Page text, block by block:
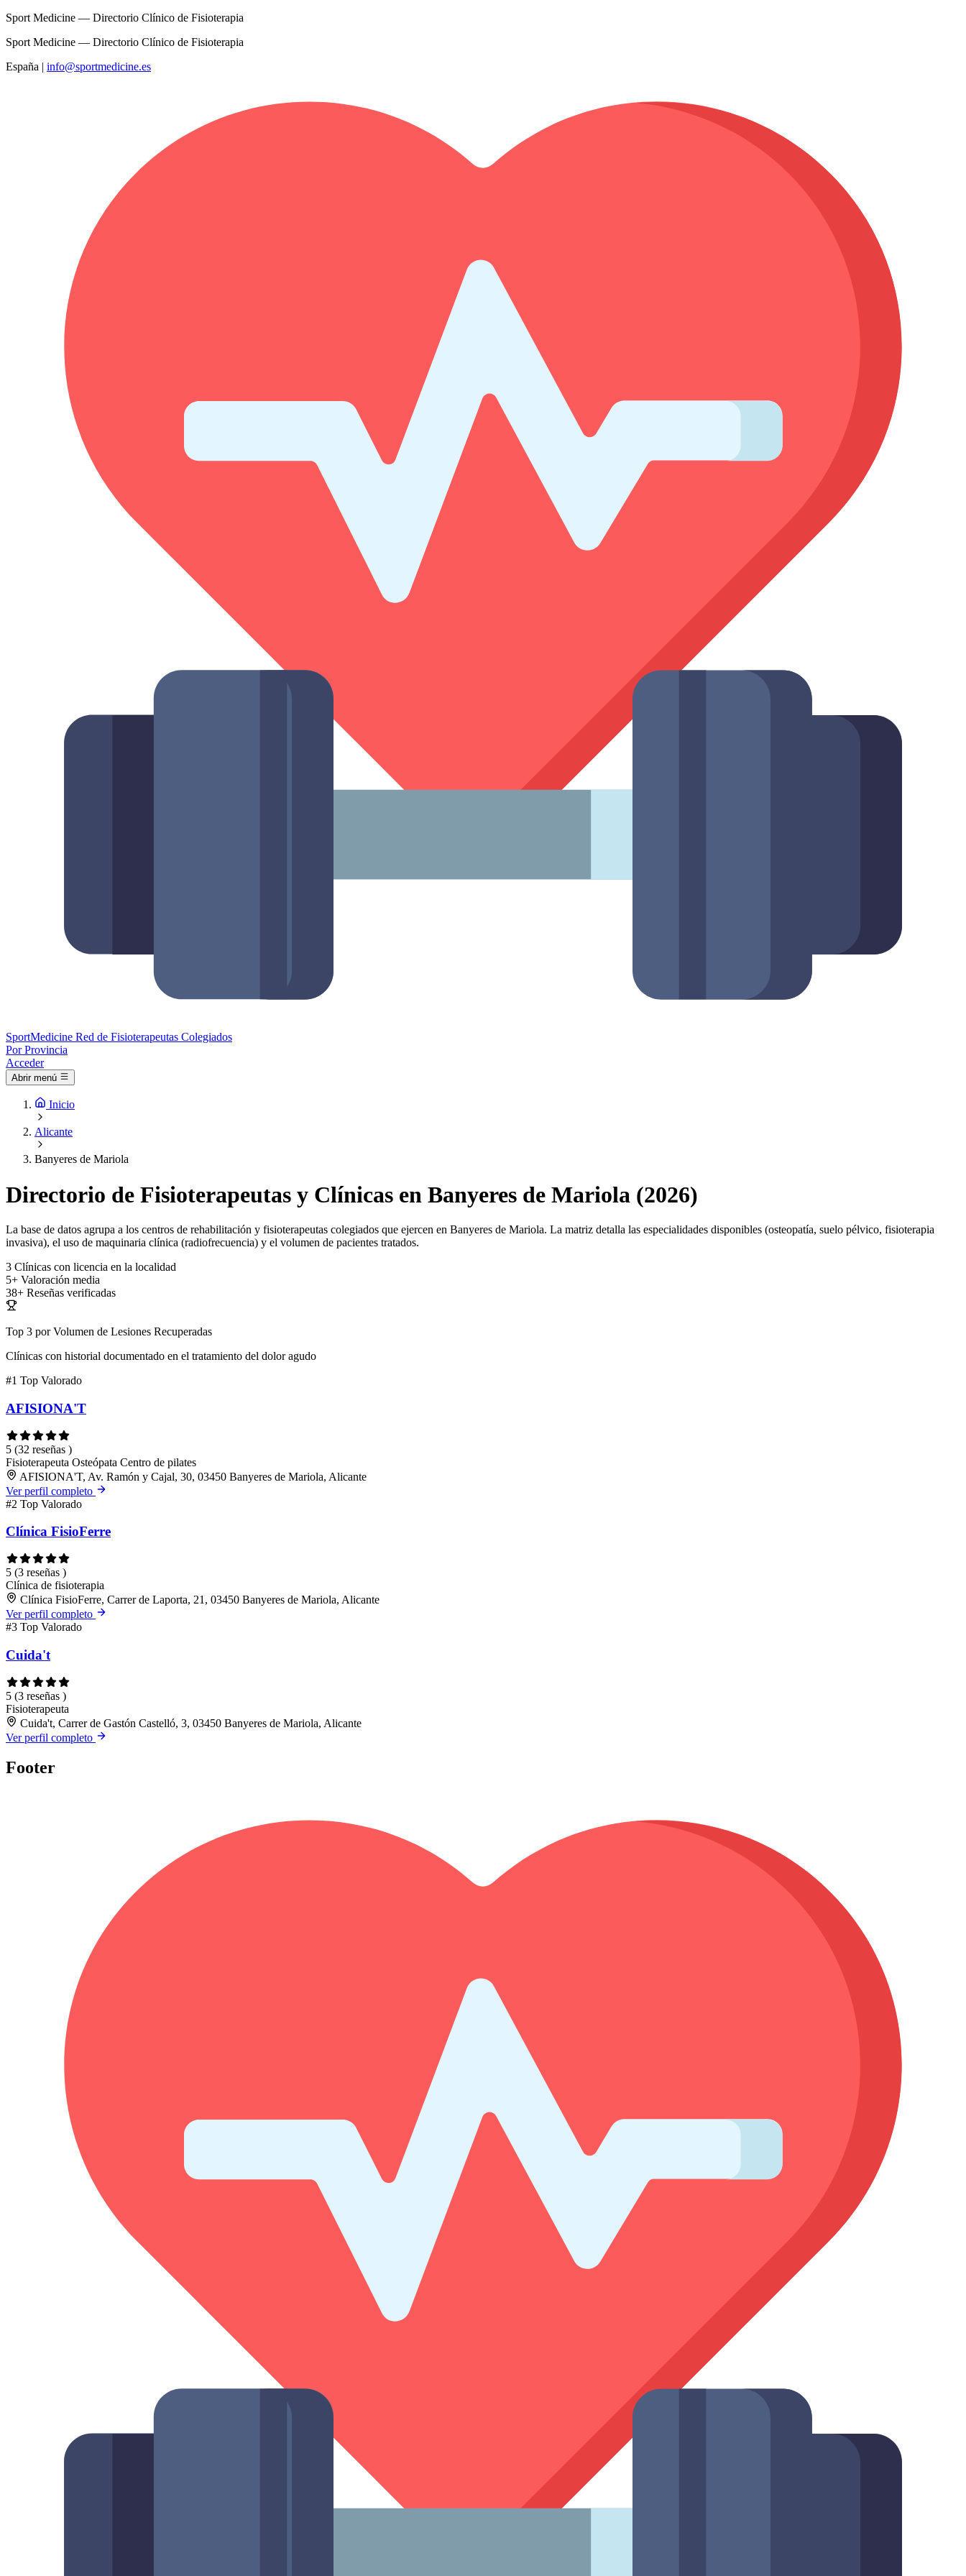
Sport Medicine — Directorio Clínico de Fisioterapia
Sport Medicine — Directorio Clínico de Fisioterapia
España | info@sportmedicine.es
SportMedicine Red de Fisioterapeutas Colegiados
Por Provincia
Acceder
Abrir menú
Inicio
Alicante
Banyeres de Mariola
Directorio de Fisioterapeutas y Clínicas en Banyeres de Mariola (2026)
La base de datos agrupa a los centros de rehabilitación y fisioterapeutas colegiados que ejercen en Banyeres de Mariola. La matriz detalla las especialidades disponibles (osteopatía, suelo pélvico, fisioterapia
invasiva), el uso de maquinaria clínica (radiofrecuencia) y el volumen de pacientes tratados.
3 Clínicas con licencia en la localidad
5+ Valoración media
38+ Reseñas verificadas
Top 3 por Volumen de Lesiones Recuperadas
Clínicas con historial documentado en el tratamiento del dolor agudo
#1 Top Valorado
AFISIONA'T
5 (32 reseñas )
Fisioterapeuta Osteópata Centro de pilates
AFISIONA'T, Av. Ramón y Cajal, 30, 03450 Banyeres de Mariola, Alicante
Ver perfil completo
#2 Top Valorado
Clínica FisioFerre
5 (3 reseñas )
Clínica de fisioterapia
Clínica FisioFerre, Carrer de Laporta, 21, 03450 Banyeres de Mariola, Alicante
Ver perfil completo
#3 Top Valorado
Cuida't
5 (3 reseñas )
Fisioterapeuta
Cuida't, Carrer de Gastón Castelló, 3, 03450 Banyeres de Mariola, Alicante
Ver perfil completo
Footer